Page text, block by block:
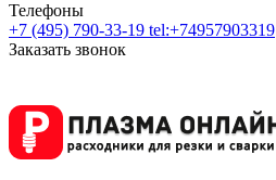
Телефоны
+7 (495) 790-33-19 tel:+74957903319
Заказать звонок